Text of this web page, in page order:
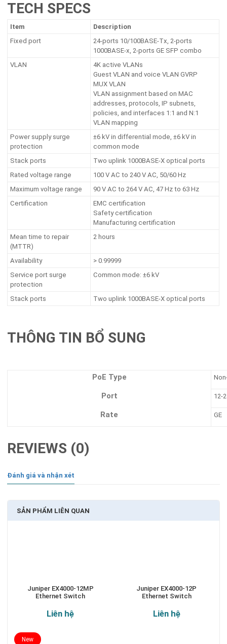
TECH SPECS
Item
Description
Fixed port
24-ports 10/100BASE-Tx, 2-ports
1000BASE-x, 2-ports GE SFP combo
VLAN
4K active VLANs
Guest VLAN and voice VLAN GVRP
MUX VLAN
VLAN assignment based on MAC
addresses, protocols, IP subnets,
policies, and interfaces 1:1 and N:1
VLAN mapping
Power supply surge
protection
±6 kV in differential mode, ±6 kV in
common mode
Stack ports
Two uplink 1000BASE-X optical ports
Rated voltage range
100 V AC to 240 V AC, 50/60 Hz
Maximum voltage range
90 V AC to 264 V AC, 47 Hz to 63 Hz
Certification
EMC certification
Safety certification
Manufacturing certification
Mean time to repair
(MTTR)
2 hours
Availability
> 0.99999
Service port surge
protection
Common mode: ±6 kV
Stack ports Two uplink 1000BASE-X optical ports
THÔNG TIN BỔ SUNG
PoE Type
Port 12-
Rate GE
REVIEWS (0)
Đánh giá và nhận xét
SẢN PHẨM LIÊN QUAN
Juniper EX4000-12MP
Ethernet Switch
Liên hệ
Juniper EX4000-12P
Ethernet Switch
Liên hệ
New